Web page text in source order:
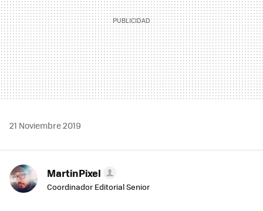
21 Noviembre 2019
MartinPixel
Coordinador Editorial Senior